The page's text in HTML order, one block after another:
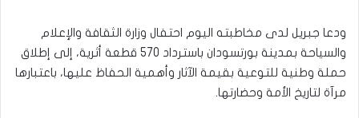
ودعا جبريل لدى مخاطبته اليوم احتفال وزارة الثقافة والإعلام
والسياحة بمدينة بورتسودان باسترداد 570 قطعة أثرية، إلى إطلاق
حملة وطنية للتوعية بقيمة الآثار وأهمية الحفاظ عليها، باعتبارها
مرآة لتاريخ الأمة وحضارتها.